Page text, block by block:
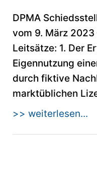
DPMA
vom 9. März 2023
Leitsätze: 1. Der
Eigennutzung
durch fiktive
marktüblichen
>> weiterlesen...